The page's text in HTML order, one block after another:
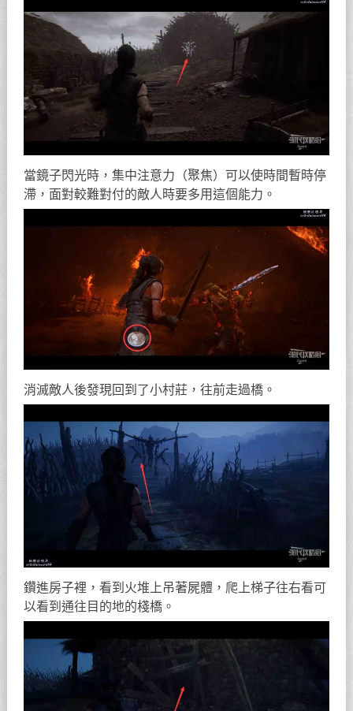
當鏡子閃光時，集中注意力（聚焦）可以使時間暫時停
滯，面對較難對付的敵人時要多用這個能力。
消滅敵人後發現回到了小村莊，往前走過橋。
鑽進房子裡，看到火堆上吊著屍體，爬上梯子往右看可
以看到通往目的地的棧橋。